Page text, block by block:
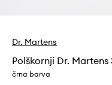
Dr. Martens
Polškornji Dr. Martens
črna barva